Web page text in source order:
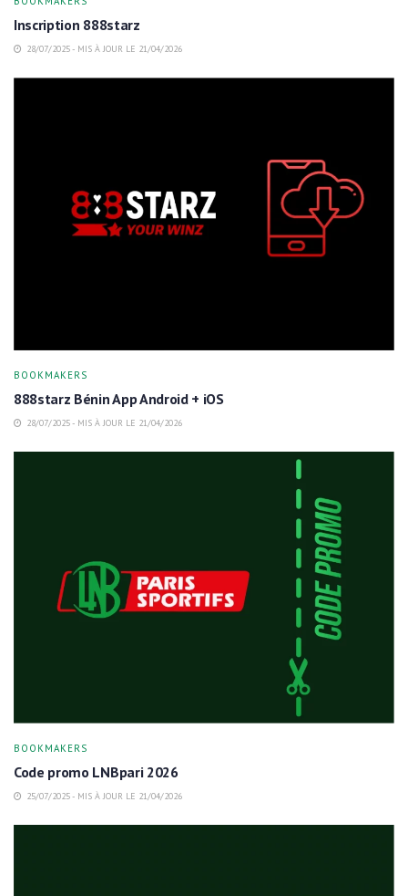
Inscription 888starz
28/07/2025 - MIS À JOUR LE 21/04/2026
BOOKMAKERS
888starz Bénin App Android + iOS
28/07/2025 - MIS À JOUR LE 21/04/2026
BOOKMAKERS
Code promo LNBpari 2026
25/07/2025 - MIS À JOUR LE 21/04/2026